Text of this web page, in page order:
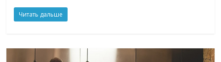
Читать дальше